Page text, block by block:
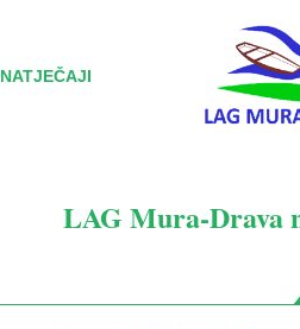
NATJEČAJI
LAG Mura-Drava